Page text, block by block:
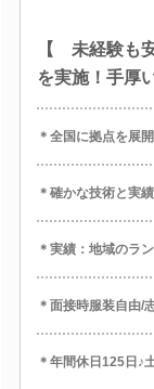
【 未経験も
を実施！手厚
＊全国に拠点を展
＊確かな技術と実
＊実績：地域のラ
＊面接時服装自由/
＊年間休日125日♪